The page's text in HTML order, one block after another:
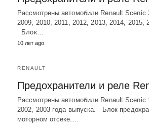
Рассмотрены автомобили Renault Scenic
2009, 2010, 2011, 2012, 2013, 2014, 2015,
Блок…
10 лет ago
RENAULT
Предохранители и реле
Рассмотрены автомобили Renault Scenic
2002, 2003 года выпуска. Блок
моторном отсеке.…